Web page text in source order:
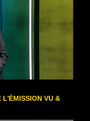
L'ÉMISSION VU &